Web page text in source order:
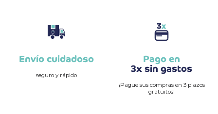
Envío cuidadoso
seguro y rápido
Pago en
3x sin gastos
¡Pague sus compras en 3 plazos
gratuitos!